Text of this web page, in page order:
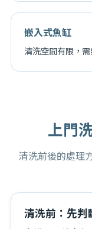
嵌入式魚缸
清洗空間有限，
上門
清洗前後的處理
清洗前：先判